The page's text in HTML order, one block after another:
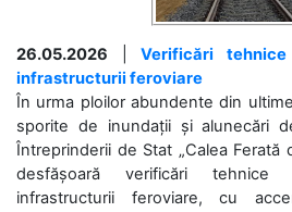
26.05.2026 |Verificări
infrastructurii feroviare
În urma ploilor abundente din
sporite de inundații și alunecări
Întreprinderii de Stat „Calea Ferată
desfășoară verificări tehnice
infrastructurii feroviare, cu